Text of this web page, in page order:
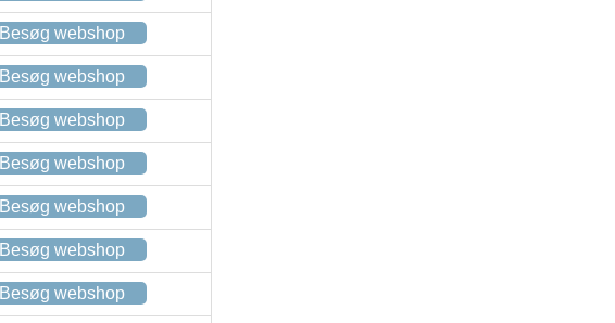
Besøg webshop
Besøg webshop
Besøg webshop
Besøg webshop
Besøg webshop
Besøg webshop
Besøg webshop